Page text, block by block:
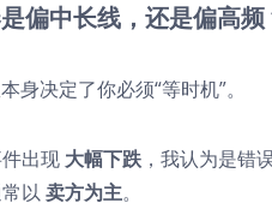
偏中长线，还是偏高
身决定了你必须“等时机”。
出现 大幅下跌 ，我认为是错
以 卖方为主。